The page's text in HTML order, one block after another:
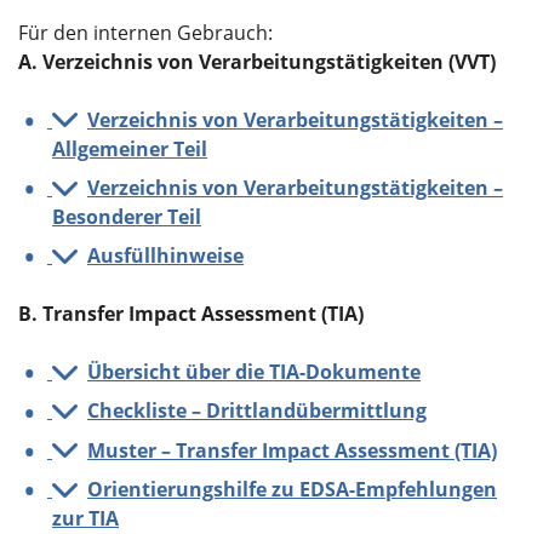
Für den internen Gebrauch:
A. Verzeichnis von Verarbeitungstätigkeiten (VVT)
Verzeichnis von Verarbeitungstätigkeiten –
Allgemeiner Teil
Verzeichnis von Verarbeitungstätigkeiten –
Besonderer Teil
Ausfüllhinweise
B. Transfer Impact Assessment (TIA)
Übersicht über die TIA-Dokumente
Checkliste – Drittlandübermittlung
Muster – Transfer Impact Assessment (TIA)
Orientierungshilfe zu EDSA-Empfehlungen
zur TIA